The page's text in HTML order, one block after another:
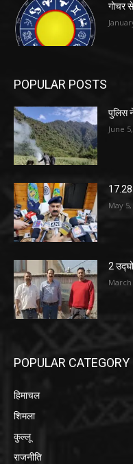
गोचर
POPULAR POSTS
पुलिस
June
17.28
May
2
March
POPULAR CATEGORY
हिमाचल
शिमला
कुल्लू
राजनीति